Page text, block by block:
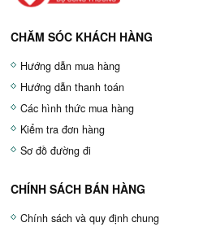
CHĂM SÓC KHÁCH HÀNG
Hướng dẫn mua hàng
Hướng dẫn thanh toán
Các hình thức mua hàng
Kiểm tra đơn hàng
Sơ đồ đường đi
CHÍNH SÁCH BÁN HÀNG
Chính sách và quy định chung